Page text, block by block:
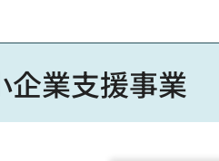
企業支援事業